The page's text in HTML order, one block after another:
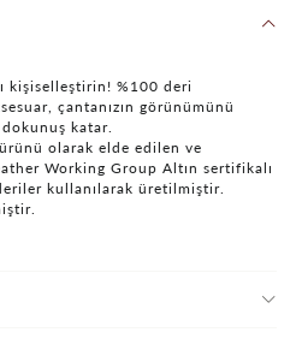
kişiselleştirin! %100 deri
çantanızın görünümünü
katar.
olarak elde edilen ve
Working Group Altın sertifikalı
kullanılarak üretilmiştir.